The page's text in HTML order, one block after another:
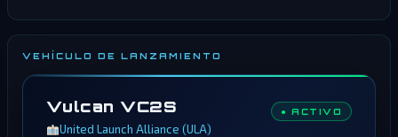
VEHÍCULO DE LANZAMIENTO
Vulcan VC2S ● ACTIVO
United Launch Alliance (ULA)